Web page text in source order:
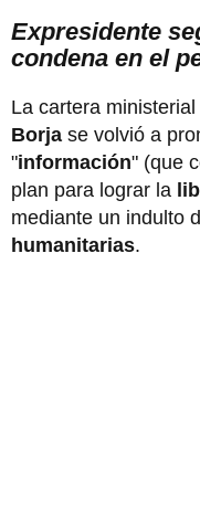
Expresidente
condena en el
La cartera
Borja se volvió a
"información" (que
plan para lograr la
mediante un indulto
humanitarias.